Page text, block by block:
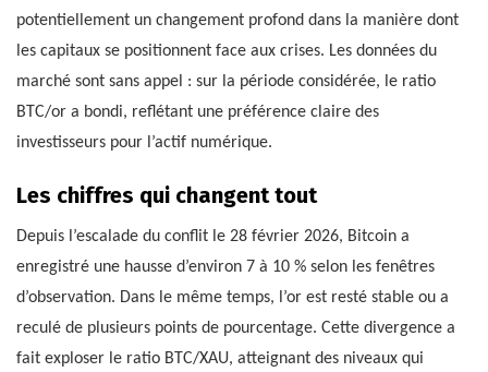
potentiellement un changement profond dans la manière dont
les capitaux se positionnent face aux crises. Les données du
marché sont sans appel : sur la période considérée, le ratio
BTC/or a bondi, reflétant une préférence claire des
investisseurs pour l’actif numérique.
Les chiffres qui changent tout
Depuis l’escalade du conflit le 28 février 2026, Bitcoin a
enregistré une hausse d’environ 7 à 10 % selon les fenêtres
d’observation. Dans le même temps, l’or est resté stable ou a
reculé de plusieurs points de pourcentage. Cette divergence a
fait exploser le ratio BTC/XAU, atteignant des niveaux qui